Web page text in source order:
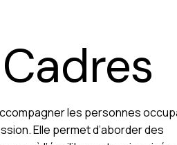
les personnes
Elle permet d’aborder des